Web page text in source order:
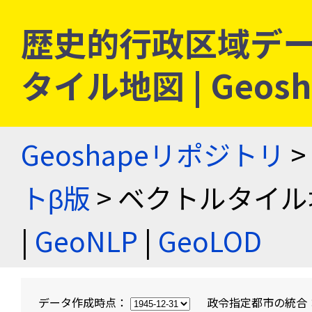
歴史的行政区域デ
タイル地図 |
Geoshapeリポジトリ >
トβ版 > ベクトルタイ
| GeoNLP | GeoLOD
データ作成時点： 政令指定都市の統